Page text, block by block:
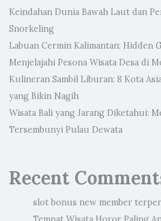
Keindahan Dunia Bawah Laut dan
Snorkeling
Labuan Cermin Kalimantan: Hidden
Menjelajahi Pesona Wisata Desa di
Kulineran Sambil Liburan: 8 Kota
yang Bikin Nagih
Wisata Bali yang Jarang Diketahui:
Tersembunyi Pulau Dewata
Recent
slot bonus new member